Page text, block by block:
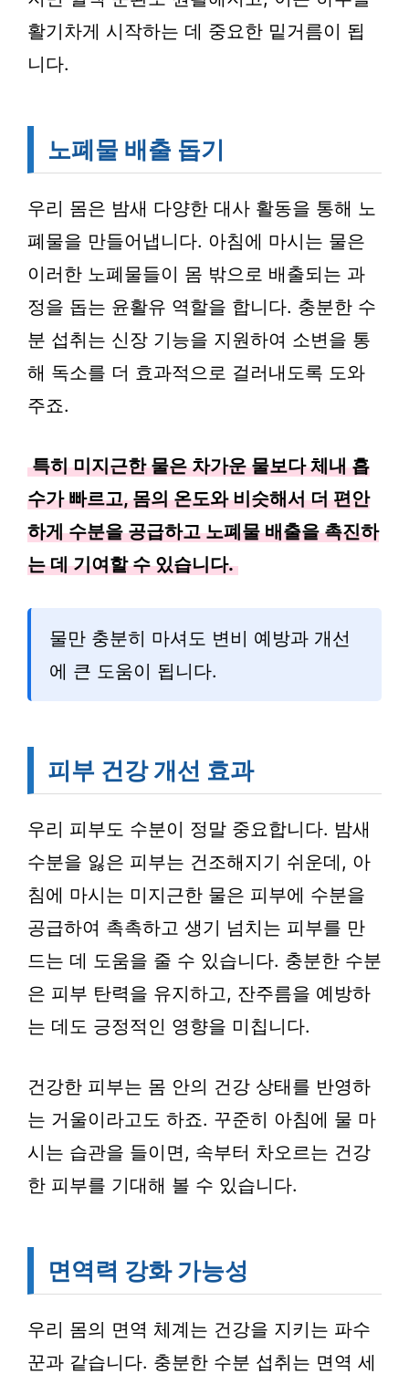
활기차게 시작하는 데 중요한 밑거름이 됩
니다.
노폐물 배출 돕기
우리 몸은 밤새 다양한 대사 활동을 통해 노
폐물을 만들어냅니다. 아침에 마시는 물은
이러한 노폐물들이 몸 밖으로 배출되는 과
정을 돕는 윤활유 역할을 합니다. 충분한 수
분 섭취는 신장 기능을 지원하여 소변을 통
해 독소를 더 효과적으로 걸러내도록 도와
주죠.
특히 미지근한 물은 차가운 물보다 체내 흡
수가 빠르고, 몸의 온도와 비슷해서 더 편안
하게 수분을 공급하고 노폐물 배출을 촉진하
는 데 기여할 수 있습니다.
물만 충분히 마셔도 변비 예방과 개선
에 큰 도움이 됩니다.
피부 건강 개선 효과
우리 피부도 수분이 정말 중요합니다. 밤새
수분을 잃은 피부는 건조해지기 쉬운데, 아
침에 마시는 미지근한 물은 피부에 수분을
공급하여 촉촉하고 생기 넘치는 피부를 만
드는 데 도움을 줄 수 있습니다. 충분한 수분
은 피부 탄력을 유지하고, 잔주름을 예방하
는 데도 긍정적인 영향을 미칩니다.
건강한 피부는 몸 안의 건강 상태를 반영하
는 거울이라고도 하죠. 꾸준히 아침에 물 마
시는 습관을 들이면, 속부터 차오르는 건강
한 피부를 기대해 볼 수 있습니다.
면역력 강화 가능성
우리 몸의 면역 체계는 건강을 지키는 파수
꾼과 같습니다. 충분한 수분 섭취는 면역 세